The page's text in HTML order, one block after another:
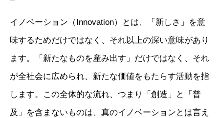
イノベーション（Innovation）とは、「新しさ」を意
味するためだけではなく、それ以上の深い意味があり
ます。「新たなものを産み出す」だけではなく、それ
が全社会に広められ、新たな価値をもたらす活動を指
します。この全体的な流れ、つまり「創造」と「普
及」を含まないものは、真のイノベーションとは言え